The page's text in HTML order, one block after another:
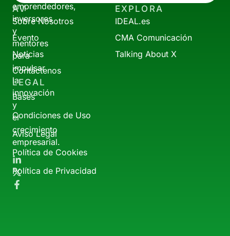
emprendedores,
inversores
y
mentores
para
impulsar
la
innovación
y
el
crecimiento
empresarial.
AV
Sobre Nosotros
Evento
Noticias
Contáctenos
EXPLORA
IDEAL.es
CMA Comunicación
Talking About X
LEGAL
Bases
Condiciones de Uso
Aviso Legal
Política de Cookies
Política de Privacidad